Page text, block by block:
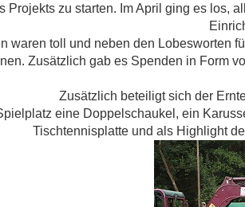
Projekts zu starten. Im April ging es los,
waren toll und neben den Lobesworten
Zusätzlich gab es Spenden in Form
Zusätzlich beteiligt sich der
eine Doppelschaukel, ein
Tischtennisplatte und als Highlight